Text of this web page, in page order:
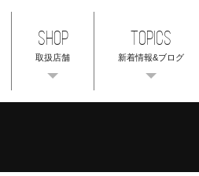
SHOP
取扱店舗
TOPICS
新着情報&ブログ